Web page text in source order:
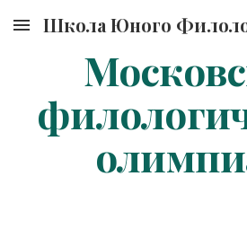
Skip to main content
Школа Юного